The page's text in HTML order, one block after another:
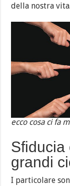
della nostra vita.
ecco cosa ci fa
Sfiducia
grandi
I particolare